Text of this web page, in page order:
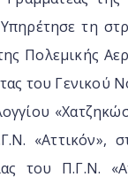
τη
Πολεμικής
του Γενικού
«Αττικόν»,
του Π.Γ.Ν.